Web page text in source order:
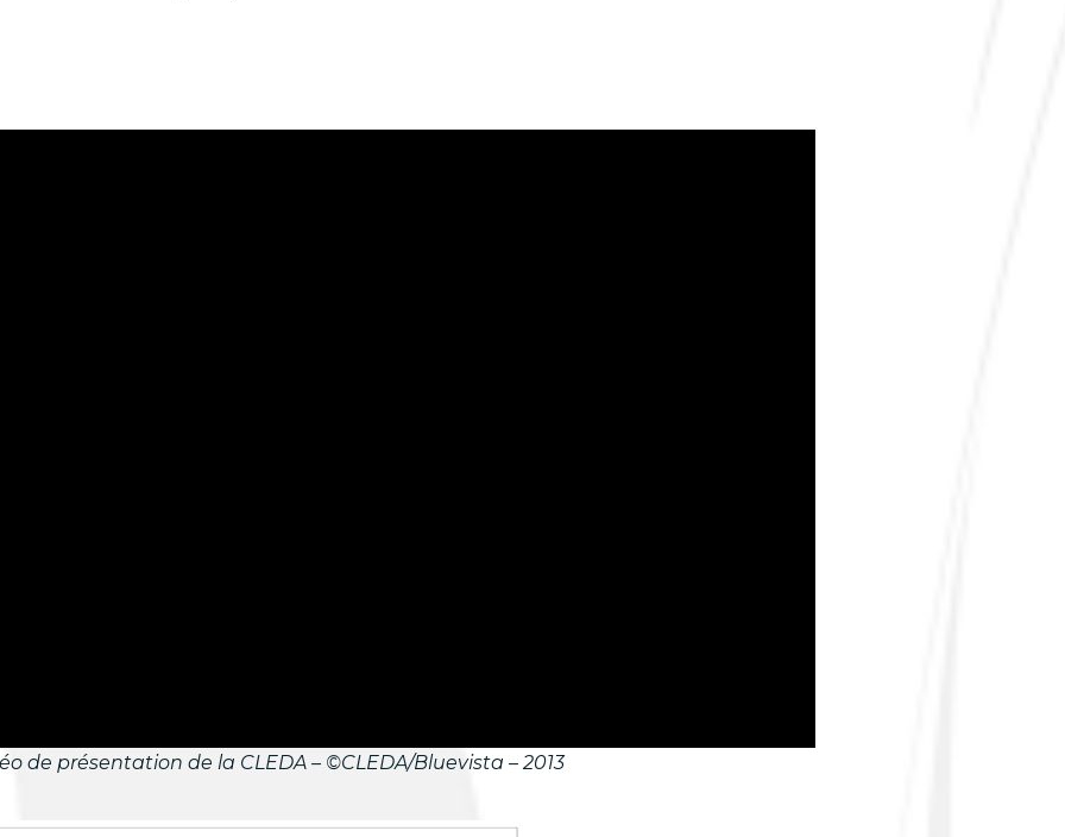
de présentation de la CLEDA – ©CLEDA/Bluevista – 2013